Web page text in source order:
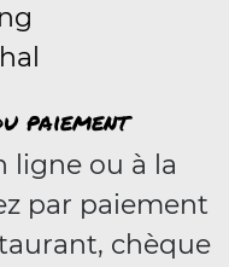
paiement
ligne ou à la
par paiement
chèque